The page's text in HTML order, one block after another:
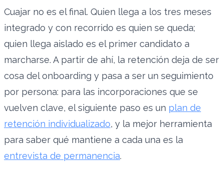
Cuajar no es el final. Quien llega a los tres meses
integrado y con recorrido es quien se queda;
quien llega aislado es el primer candidato a
marcharse. A partir de ahí, la retención deja de ser
cosa del onboarding y pasa a ser un seguimiento
por persona: para las incorporaciones que se
vuelven clave, el siguiente paso es un plan de
retención individualizado, y la mejor herramienta
para saber qué mantiene a cada una es la
entrevista de permanencia.